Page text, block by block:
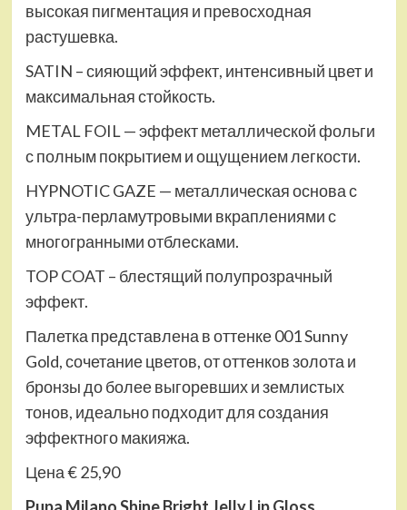
высокая пигментация и превосходная
растушевка.
SATIN – сияющий эффект, интенсивный цвет и
максимальная стойкость.
METAL FOIL — эффект металлической фольги
с полным покрытием и ощущением легкости.
HYPNOTIC GAZE — металлическая основа с
ультра-перламутровыми вкраплениями с
многогранными отблесками.
TOP COAT – блестящий полупрозрачный
эффект.
Палетка представлена в оттенке 001 Sunny
Gold, сочетание цветов, от оттенков золота и
бронзы до более выгоревших и землистых
тонов, идеально подходит для создания
эффектного макияжа.
Цена € 25,90
Pupa Milano Shine Bright Jelly Lip Gloss